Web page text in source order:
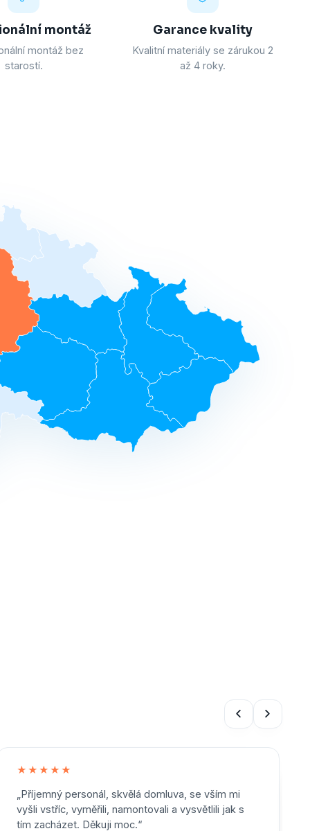
montáž
montáž bez
starostí.
Garance kvality
Kvalitní materiály se zárukou 2
až 4 roky.
★★★★★
„Příjemný personál, skvělá domluva, se vším mi
vyšli vstříc, vyměřili, namontovali a vysvětlili jak s
tím zacházet. Děkuji moc.“